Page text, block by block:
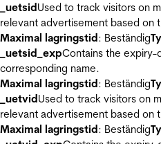
_uetsidUsed to track visitors on
relevant advertisement based on
Maximal lagringstid: Beständig
_uetsid_expContains the
corresponding name.
Maximal lagringstid: Beständig
_uetvidUsed to track visitors on
relevant advertisement based on
Maximal lagringstid: Beständig